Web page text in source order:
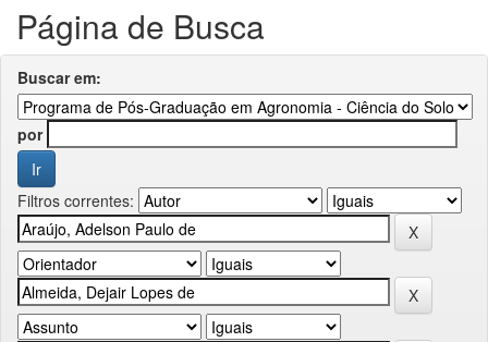
Página de Busca
Buscar em:
por
Filtros correntes: